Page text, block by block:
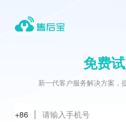
免费
新一代客户服务解决方案，
+86